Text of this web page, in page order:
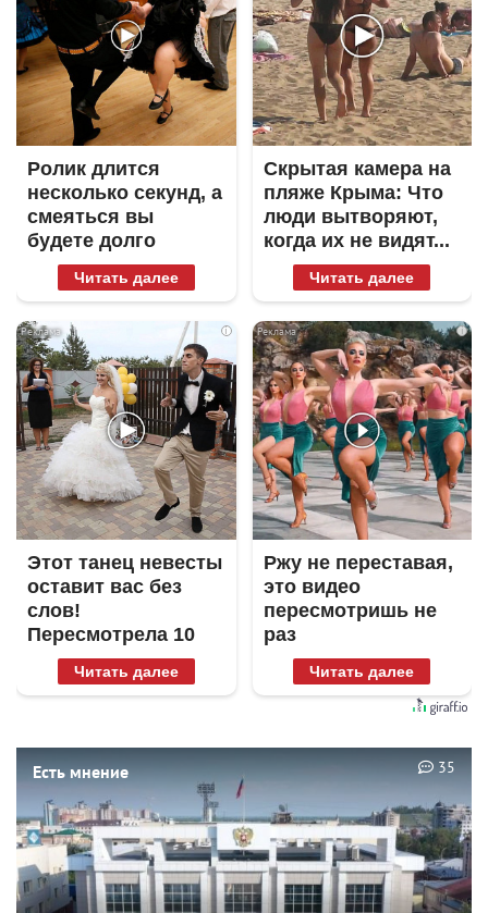
Ролик длится
несколько секунд, а
смеяться вы
будете долго
Читать далее
Скрытая камера на
пляже Крыма: Что
люди вытворяют,
когда их не видят...
Читать далее
i
Этот танец невесты
оставит вас без
слов!
Пересмотрела 10
раз
Читать далее
i
Ржу не переставая,
это видео
пересмотришь не
раз
Читать далее
Есть мнение 35